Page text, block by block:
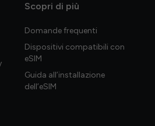
Scopri di più
Domande frequenti
Dispositivi compatibili con
eSIM
Guida all’installazione
dell’eSIM